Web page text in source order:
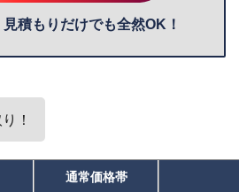
積もりだけでも全然OK！
！
通常価格帯